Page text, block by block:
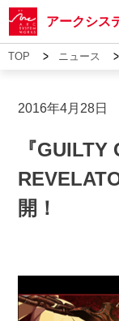
アークシス
TOP > ニュース >
2016年4月28日
『
開！